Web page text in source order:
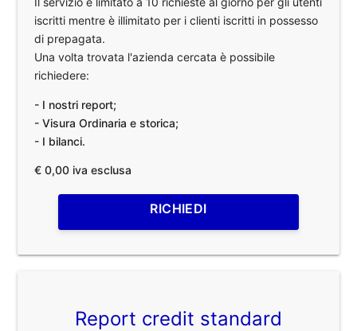
iscritti mentre è illimitato per i clienti iscritti in possesso
di prepagata.
Una volta trovata l'azienda cercata è possibile
richiedere:
- I nostri report;
- Visura Ordinaria e storica;
- I bilanci.
€ 0,00 iva esclusa
RICHIEDI
Report credit standard